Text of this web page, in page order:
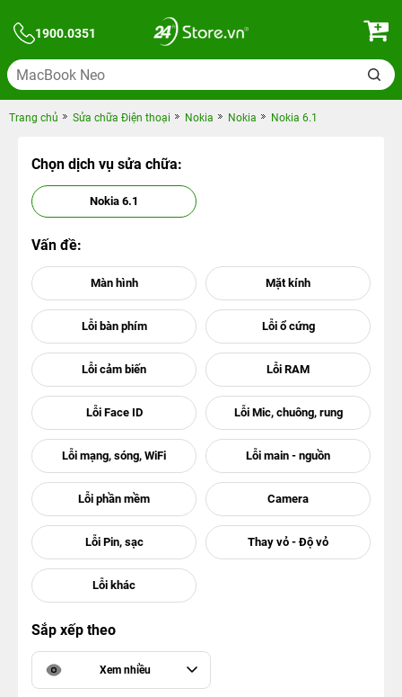
1900.0351
Trang chủ Sửa chữa Điện thoại Nokia Nokia Nokia 6.1
Chọn dịch vụ sửa chữa:
Nokia 6.1
Vấn đề:
Sắp xếp theo
Xem nhiều